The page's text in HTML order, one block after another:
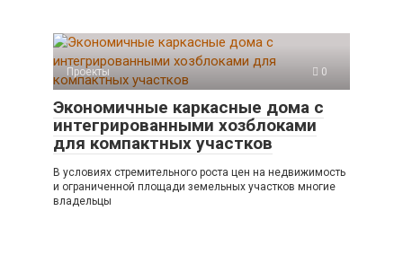
Проекты 0
Экономичные каркасные дома с
интегрированными хозблоками
для компактных участков
В условиях стремительного роста цен на недвижимость
и ограниченной площади земельных участков многие
владельцы